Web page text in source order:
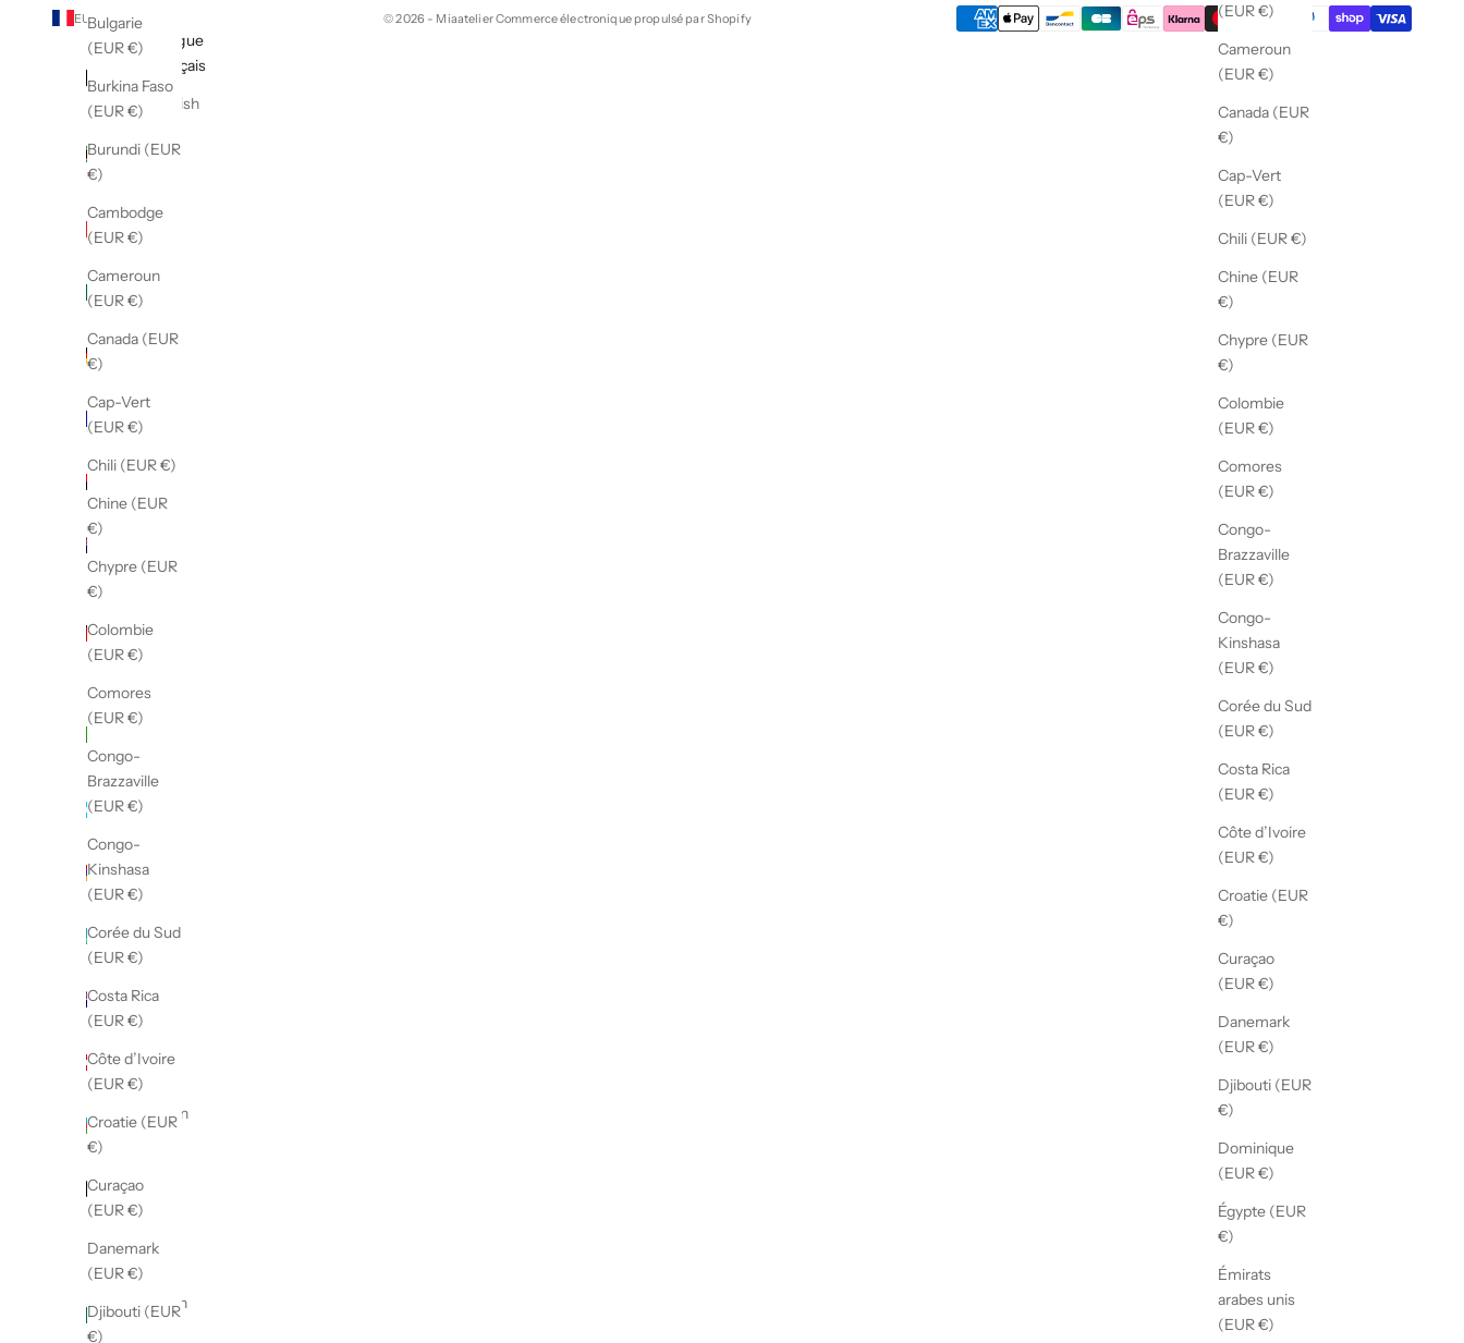
(EUR €)
Cameroun
(EUR €)
Canada (EUR
€)
Cap-Vert
(EUR €)
Chili (EUR €)
Chine (EUR
€)
Chypre (EUR
€)
Colombie
(EUR €)
Comores
(EUR €)
Congo-
Brazzaville
(EUR €)
Congo-
Kinshasa
(EUR €)
Corée du Sud
(EUR €)
Costa Rica
(EUR €)
Côte d’Ivoire
(EUR €)
Croatie (EUR
€)
Curaçao
(EUR €)
Danemark
(EUR €)
Djibouti (EUR
€)
Dominique
(EUR €)
Égypte (EUR
€)
Émirats
arabes unis
(EUR €)
Bulgarie
(EUR €)
Burkina Faso
(EUR €)
Burundi (EUR
€)
Cambodge
(EUR €)
Cameroun
(EUR €)
Canada (EUR
€)
Cap-Vert
(EUR €)
Chili (EUR €)
Chine (EUR
€)
Chypre (EUR
€)
Colombie
(EUR €)
Comores
(EUR €)
Congo-
Brazzaville
(EUR €)
Congo-
Kinshasa
(EUR €)
Corée du Sud
(EUR €)
Costa Rica
(EUR €)
Côte d’Ivoire
(EUR €)
Croatie (EUR
€)
Curaçao
(EUR €)
Danemark
(EUR €)
Djibouti (EUR
€)
EUR €
Pays
Afghanistan
(EUR €)
Sud (EUR
Albanie
(EUR €)
Algérie
(EUR €)
Allemagne
Andorre
(EUR €)
Angola
(EUR €)
(EUR €)
et-
Barbuda
Arabie
(EUR €)
Argentine
Arménie
(EUR €)
Aruba
(EUR €)
Australie
(EUR €)
Autriche
(EUR €)
Azerbaïdjan
(EUR €)
Bahreïn
(EUR €)
Bangladesh
Français
Langue
Français
English
© 2026 - MiaatelierCommerce électronique propulsé par Shopify